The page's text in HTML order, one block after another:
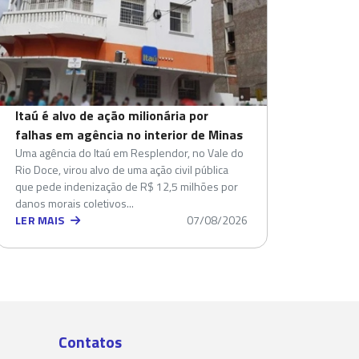
Itaú é alvo de ação milionária por
falhas em agência no interior de Minas
Uma agência do Itaú em Resplendor, no Vale do
Rio Doce, virou alvo de uma ação civil pública
que pede indenização de R$ 12,5 milhões por
danos morais coletivos...
LER MAIS
07/08/2026
Contatos